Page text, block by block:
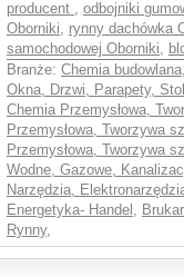
producent , odbojniki
Oborniki, rynny dachówka
samochodowej Oborniki,
Branże: Chemia budowlana
Okna, Drzwi, Parapety,
Chemia Przemysłowa,
Przemysłowa, Tworzywa
Przemysłowa, Tworzywa
Wodne, Gazowe,
Narzędzia,
Energetyka- Handel ,
Rynny,